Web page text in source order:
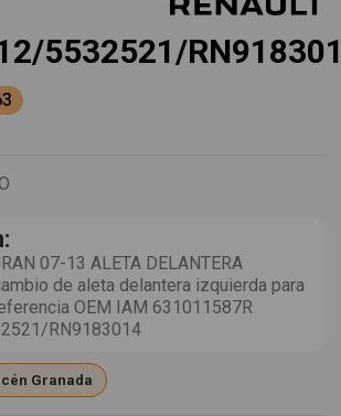
5532521/
07-13 ALETA DELANTERA
de aleta delantera izquierda para
OEM IAM 631011587R
RN9183014
Granada